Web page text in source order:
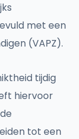
met een
(VAPZ).
tijdig
hiervoor
tot een